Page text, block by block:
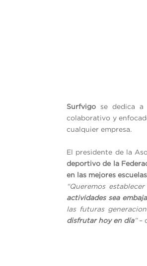
Surfvigo se dedica a
colaborativo y
cualquier empresa.
El presidente de la
deportivo de la
en las mejores
“Queremos
actividades sea
las futuras
disfrutar hoy en día”–